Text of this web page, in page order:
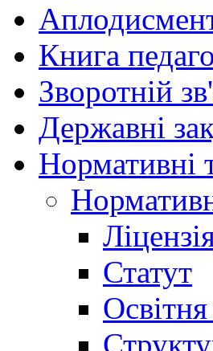
Книга
Зворотній
Державні
Нормативні
Статут